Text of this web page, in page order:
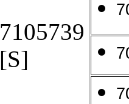
7105739
[S]